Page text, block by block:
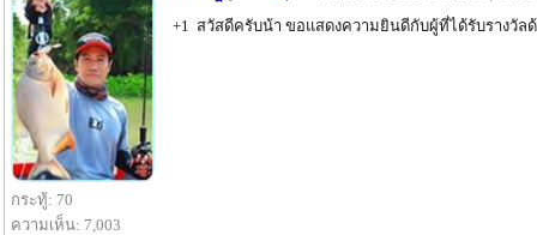
กระทู้: 70
ความเห็น: 7,003
+1 สวัสดีครับน้า ขอแสดงความยินดีกับผู้ที่ได้รับรางวัล